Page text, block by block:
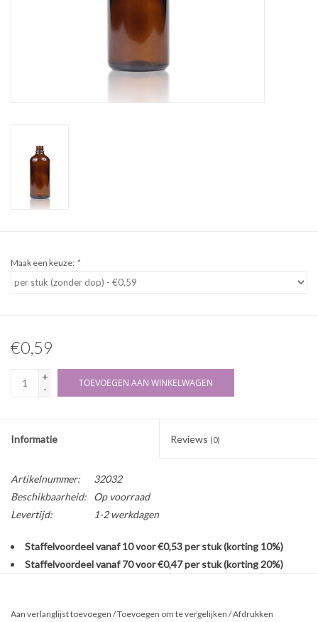
Maak een keuze: *
€0,59
+
-
TOEVOEGEN AAN WINKELWAGEN
Informatie Reviews (0)
Artikelnummer:
32032
Beschikbaarheid:
Op voorraad
Levertijd:
1-2 werkdagen
Staffelvoordeel vanaf 10 voor €0,53 per stuk (korting 10%)
Staffelvoordeel vanaf 70 voor €0,47 per stuk (korting 20%)
Aan verlanglijst toevoegen /Toevoegen om te vergelijken /Afdrukken